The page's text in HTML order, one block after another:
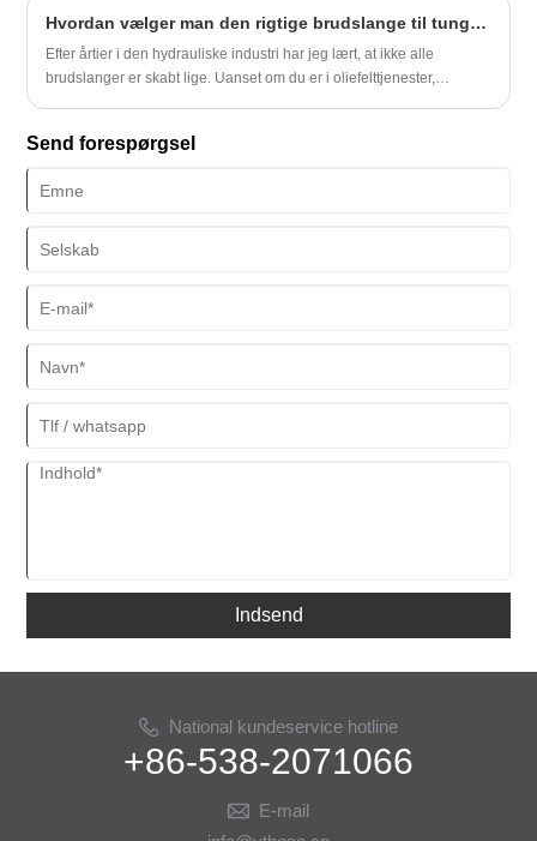
Hvordan vælger man den rigtige brudslange til tunge operationer?
Efter årtier i den hydrauliske industri har jeg lært, at ikke alle
brudslanger er skabt lige. Uanset om du er i oliefelttjenester,
nedetid.
Send forespørgsel
Indsend
National kundeservice hotline
+86-538-2071066
E-mail